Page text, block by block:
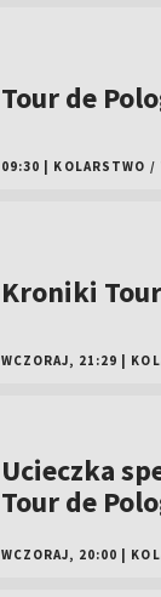
Tour de
09:30 KOLARSTWO /
Kroniki
WCZORAJ, 21:29
Ucieczka
Tour de
WCZORAJ, 20:00